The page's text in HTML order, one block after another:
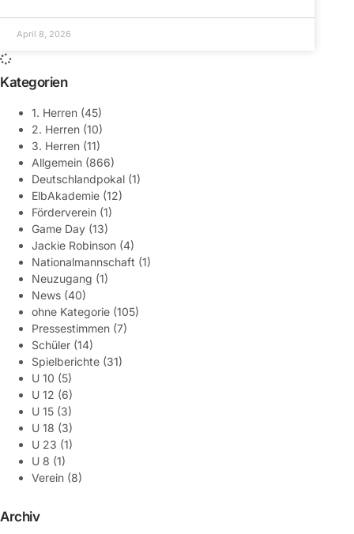
April 8, 2026
Kategorien
1. Herren (45)
2. Herren (10)
3. Herren (11)
Allgemein (866)
Deutschlandpokal (1)
ElbAkademie (12)
Förderverein (1)
Game Day (13)
Jackie Robinson (4)
Nationalmannschaft (1)
Neuzugang (1)
News (40)
ohne Kategorie (105)
Pressestimmen (7)
Schüler (14)
Spielberichte (31)
U 10 (5)
U 12 (6)
U 15 (3)
U 18 (3)
U 23 (1)
U 8 (1)
Verein (8)
Archiv